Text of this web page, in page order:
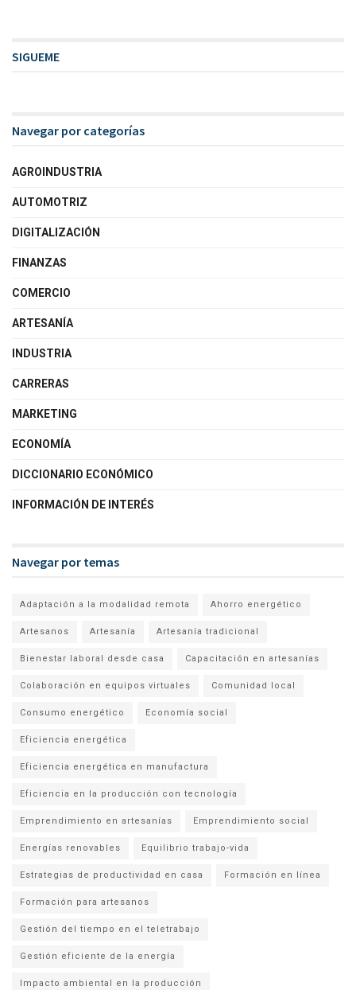
SIGUEME
Navegar por categorías
AGROINDUSTRIA
AUTOMOTRIZ
DIGITALIZACIÓN
FINANZAS
COMERCIO
ARTESANÍA
INDUSTRIA
CARRERAS
MARKETING
ECONOMÍA
DICCIONARIO ECONÓMICO
INFORMACIÓN DE INTERÉS
Navegar por temas
Adaptación a la modalidad remota Ahorro energético
Artesanos Artesanía Artesanía tradicional
Bienestar laboral desde casa Capacitación en artesanías
Colaboración en equipos virtuales Comunidad local
Consumo energético Economía social
Eficiencia energética
Eficiencia energética en manufactura
Eficiencia en la producción con tecnología
Emprendimiento en artesanías Emprendimiento social
Energías renovables Equilibrio trabajo-vida
Estrategias de productividad en casa Formación en línea
Formación para artesanos
Gestión del tiempo en el teletrabajo
Gestión eficiente de la energía
Impacto ambiental en la producción